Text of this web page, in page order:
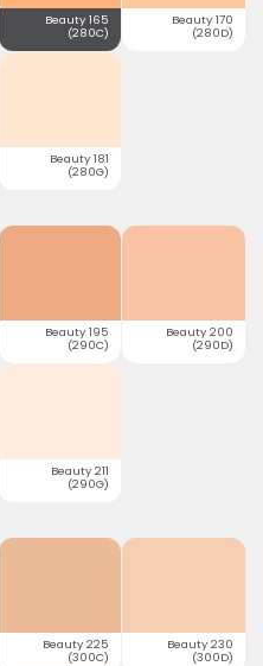
Beauty 165
(280C)
Beauty 170
(280D)
Beauty 181
(280G)
Beauty 195
(290C)
Beauty 200
(290D)
Beauty 211
(290G)
Beauty 225
(300C)
Beauty 230
(300D)